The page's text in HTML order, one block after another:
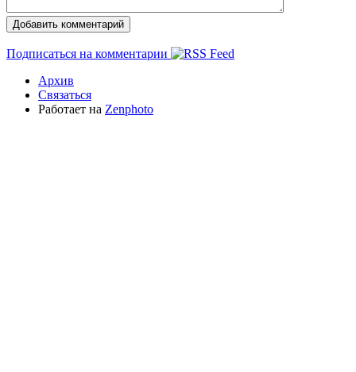
Подписаться на комментарии
Архив
Связаться
Работает на Zenphoto